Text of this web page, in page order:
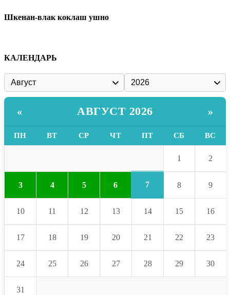
Шкенан-влак коклаш ушно
КАЛЕНДАРЬ
« АВГУСТ 2026 »
ПН ВТ СР ЧТ ПТ СБ ВС
1 2
3 4 5 6 7 8 9
10 11 12 13 14 15 16
17 18 19 20 21 22 23
24 25 26 27 28 29 30
31